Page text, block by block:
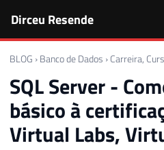
Dirceu Resende
BLOG › Banco de Dados › Carreira,
SQL Server -
básico à
Virtual Labs,